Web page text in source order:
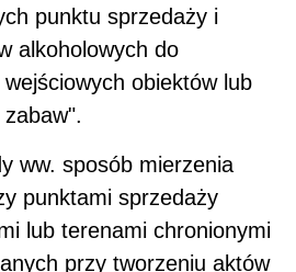
punktu sprzedaży i
alkoholowych do
obiektów lub
ww. sposób mierzenia
punktami sprzedaży
lub terenami chronionymi
przy tworzeniu aktów